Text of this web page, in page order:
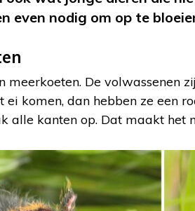
even nodig om op te
meerkoeten. De volwassenen
ei komen, dan hebben ze een
alle kanten op. Dat maakt het